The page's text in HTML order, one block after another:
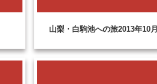
山梨・白駒池への旅2013年10月